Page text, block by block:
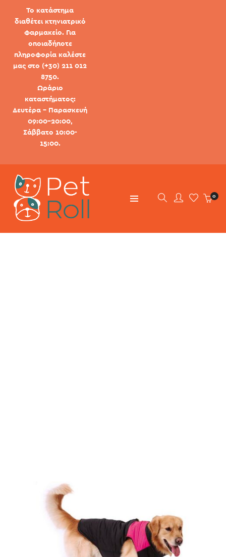
Το κατάστημα
διαθέτει κτηνιατρικό
φαρμακείο. Για
οποιαδήποτε
πληροφορία καλέστε
μας στο (+30) 211 012
8750.
Ωράριο
καταστήματος:
Δευτέρα - Παρασκευή
09:00-20:00,
Σάββατο 10:00-
15:00.
0